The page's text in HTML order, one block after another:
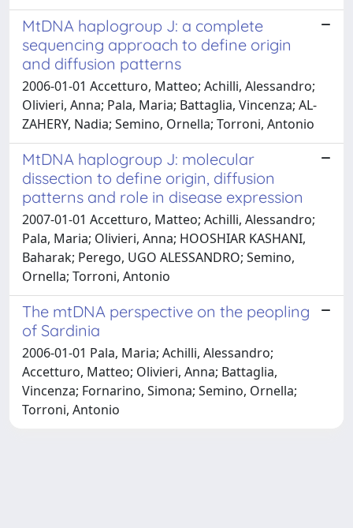
MtDNA haplogroup J: a complete
sequencing approach to define origin
and diffusion patterns
2006-01-01 Accetturo, Matteo; Achilli, Alessandro;
Olivieri, Anna; Pala, Maria; Battaglia, Vincenza; AL-
ZAHERY, Nadia; Semino, Ornella; Torroni, Antonio
MtDNA haplogroup J: molecular
dissection to define origin, diffusion
patterns and role in disease expression
2007-01-01 Accetturo, Matteo; Achilli, Alessandro;
Pala, Maria; Olivieri, Anna; HOOSHIAR KASHANI,
Baharak; Perego, UGO ALESSANDRO; Semino,
Ornella; Torroni, Antonio
The mtDNA perspective on the peopling
of Sardinia
2006-01-01 Pala, Maria; Achilli, Alessandro;
Accetturo, Matteo; Olivieri, Anna; Battaglia,
Vincenza; Fornarino, Simona; Semino, Ornella;
Torroni, Antonio